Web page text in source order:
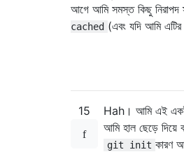
আগে আমি সমস্ত কিছু নিরাপদ
cached (এবং যদি আমি এটির
15
Hah। আমি এই একই
আমি হাল ছেড়ে দিয়ে
git init কারণ